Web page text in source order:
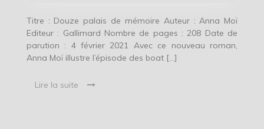
Titre : Douze palais de mémoire Auteur : Anna Moï
Editeur : Gallimard Nombre de pages : 208 Date de
parution : 4 février 2021 Avec ce nouveau roman,
Anna Moï illustre l’épisode des boat […]
Lire la suite